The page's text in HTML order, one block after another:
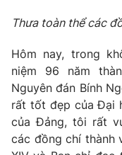
VTV Money
VTV Sức khoẻ
Thị trường 24h
VTV4
Thưa toàn thể các
Hôm nay, trong
niệm 96 năm
Nguyên đán Bính
rất tốt đẹp của Đại
của Đảng, tôi rất
các đồng chí thành